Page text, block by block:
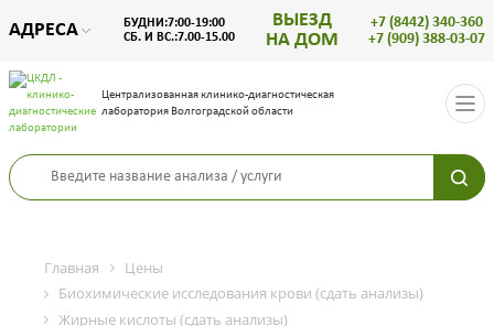
АДРЕСА
БУДНИ:7:00-19:00
СБ. И ВС.:7.00-15.00
ВЫЕЗД
НА ДОМ
+7 (8442) 340-360
+7 (909) 388-03-07
Централизованная клинико-диагностическая
лаборатория Волгоградской области
Главная
Цены
Биохимические исследования крови (сдать анализы)
Жирные кислоты (сдать анализы)